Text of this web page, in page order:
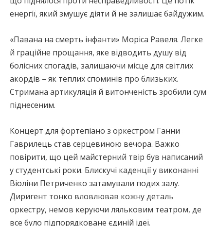
енергії, який змушує діяти й не залишає байдужим.
«Павана на смерть інфанти» Моріса Равеля. Легке
й граційне прощання, яке відводить душу від
болісних спогадів, залишаючи місце для світлих
акордів – як теплих споминів про близьких.
Стримана артикуляція й витонченість зробили сум
піднесеним.
Концерт для фортепіано з оркестром Ганни
Гаврилець став серцевиною вечора. Важко
повірити, що цей майстерний твір був написаний
у студентські роки. Блискучі каденції у виконанні
Віоліни Петриченко затамували подих залу.
Диригент тонко вловлював кожну деталь
оркестру, немов керуючи ляльковим театром, де
все було підпорядковане єдиній ідеї.